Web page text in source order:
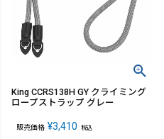
King CCRS138H GY クライミング
ロープストラップ グレー
販売価格 ¥3,410 税込